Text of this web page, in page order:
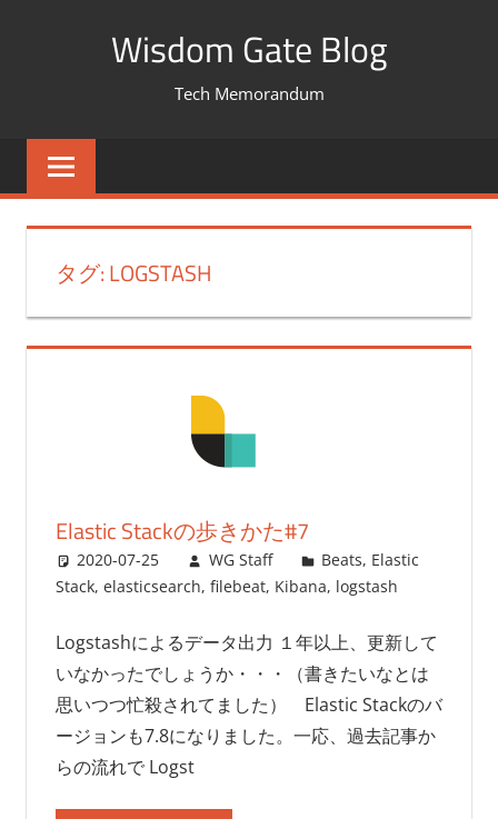
Wisdom Gate Blog
Tech Memorandum
タグ: LOGSTASH
Elastic Stackの歩きかた#7
2020-07-25 WG Staff Beats, Elastic
Stack, elasticsearch, filebeat, Kibana, logstash
Logstashによるデータ出力 １年以上、更新して
いなかったでしょうか・・・（書きたいなとは
思いつつ忙殺されてました） Elastic Stackのバ
ージョンも7.8になりました。一応、過去記事か
らの流れで Logst